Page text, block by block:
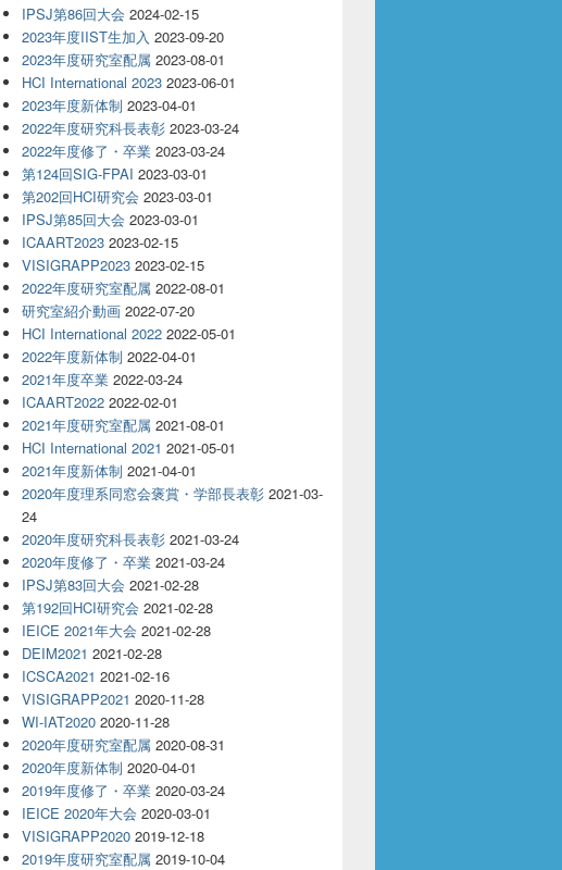
IPSJ第86回大会 2024-02-15
2023年度IIST生加入 2023-09-20
2023年度研究室配属 2023-08-01
HCI International 2023 2023-06-01
2023年度新体制 2023-04-01
2022年度研究科長表彰 2023-03-24
2022年度修了・卒業 2023-03-24
第124回SIG-FPAI 2023-03-01
第202回HCI研究会 2023-03-01
IPSJ第85回大会 2023-03-01
ICAART2023 2023-02-15
VISIGRAPP2023 2023-02-15
2022年度研究室配属 2022-08-01
研究室紹介動画 2022-07-20
HCI International 2022 2022-05-01
2022年度新体制 2022-04-01
2021年度卒業 2022-03-24
ICAART2022 2022-02-01
2021年度研究室配属 2021-08-01
HCI International 2021 2021-05-01
2021年度新体制 2021-04-01
2020年度理系同窓会褒賞・学部長表彰 2021-03-
24
2020年度研究科長表彰 2021-03-24
2020年度修了・卒業 2021-03-24
IPSJ第83回大会 2021-02-28
第192回HCI研究会 2021-02-28
IEICE 2021年大会 2021-02-28
DEIM2021 2021-02-28
ICSCA2021 2021-02-16
VISIGRAPP2021 2020-11-28
WI-IAT2020 2020-11-28
2020年度研究室配属 2020-08-31
2020年度新体制 2020-04-01
2019年度修了・卒業 2020-03-24
IEICE 2020年大会 2020-03-01
VISIGRAPP2020 2019-12-18
2019年度研究室配属 2019-10-04